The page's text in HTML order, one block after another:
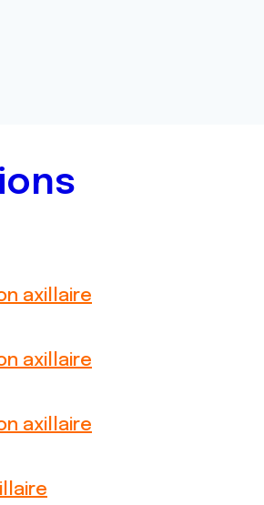
axillaire
axillaire
axillaire